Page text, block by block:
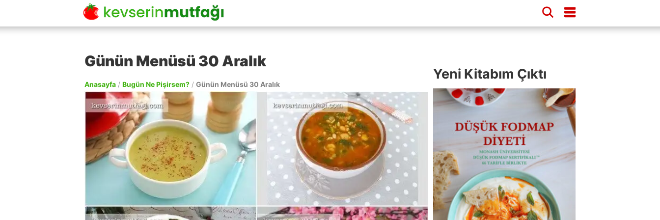
Günün Menüsü 30 Aralık
Anasayfa / Bugün Ne Pişirsem? / Günün Menüsü 30 Aralık
Yeni Kitabım Çıktı